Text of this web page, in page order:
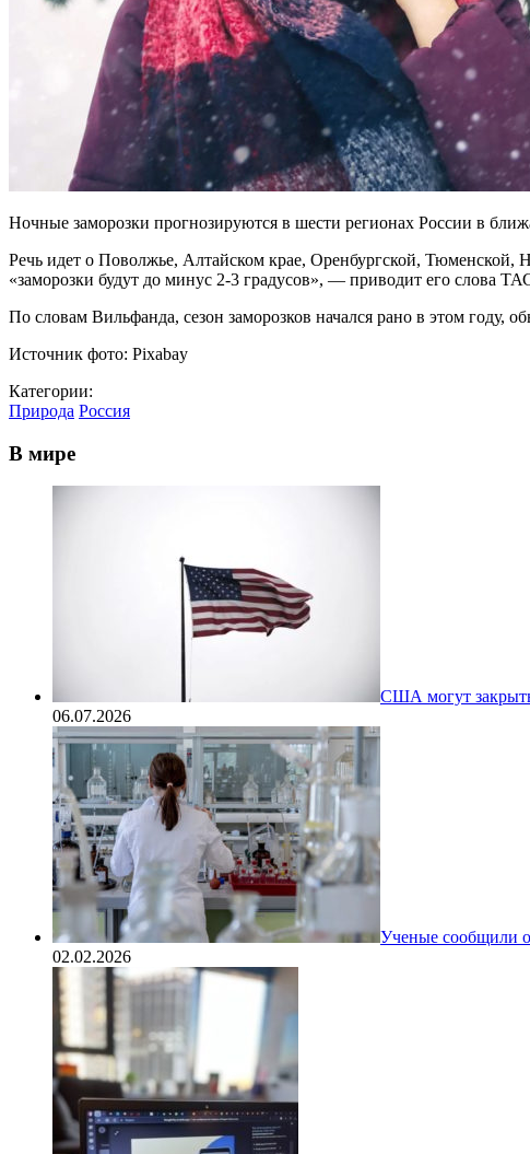
Ночные заморозки прогнозируются в шести регионах России в
Речь идет о Поволжье, Алтайском крае, Оренбургской, Тюменской,
«заморозки будут до минус 2-3 градусов», — приводит его слова
По словам Вильфанда, сезон заморозков начался рано в этом году,
Источник фото: Pixabay
Категории:
Природа Россия
В мире
США могут
06.07.2026
Ученые сообщили
02.02.2026